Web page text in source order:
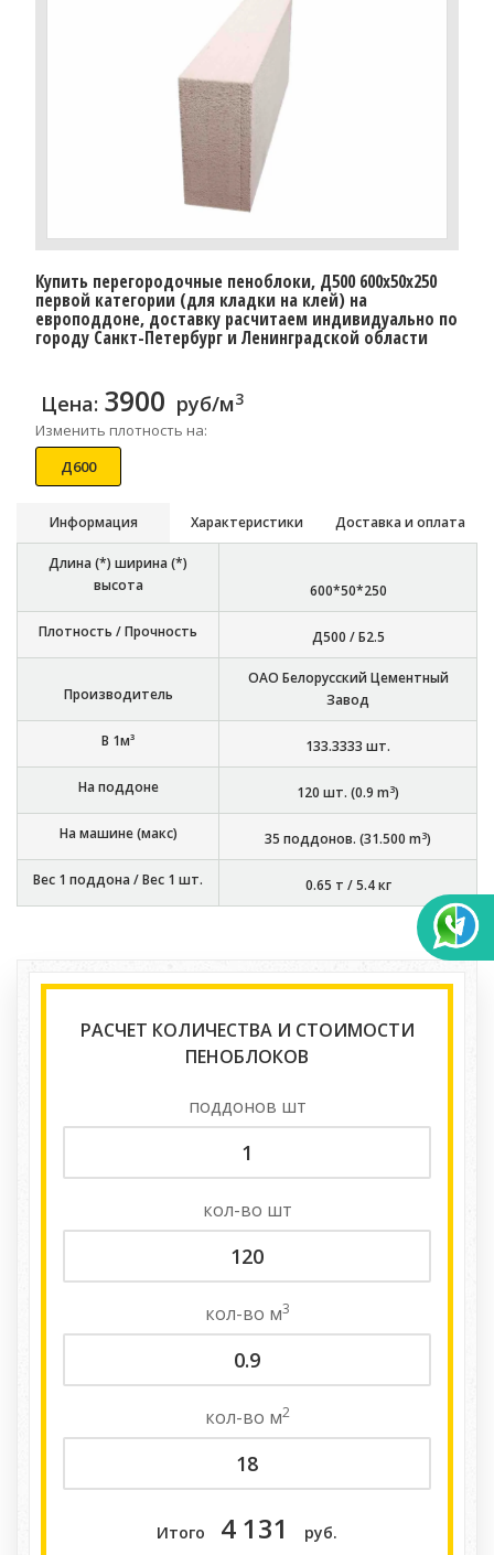
Купить перегородочные пеноблоки, Д500 600x50x250
первой категории (для кладки на клей) на
европоддоне, доставку расчитаем индивидуально по
городу Санкт-Петербург и Ленинградской области
Цена: 3900 руб/м3
Изменить плотность на:
Д600
Информация Характеристики Доставка и оплата
Длина (*) ширина (*)
высота
600*50*250
Плотность / Прочность Д500 / Б2.5
Производитель
ОАО Белорусский Цементный
Завод
В 1м³ 133.3333 шт.
На поддоне 120 шт. (0.9 m3)
На машине (макс) 35 поддонов. (31.500 m3)
Вес 1 поддона / Вес 1 шт. 0.65 т /5.4 кг
РАСЧЕТ КОЛИЧЕСТВА И СТОИМОСТИ
ПЕНОБЛОКОВ
поддонов шт
кол-во шт
кол-во м3
кол-во м2
Итого 4 131 руб.